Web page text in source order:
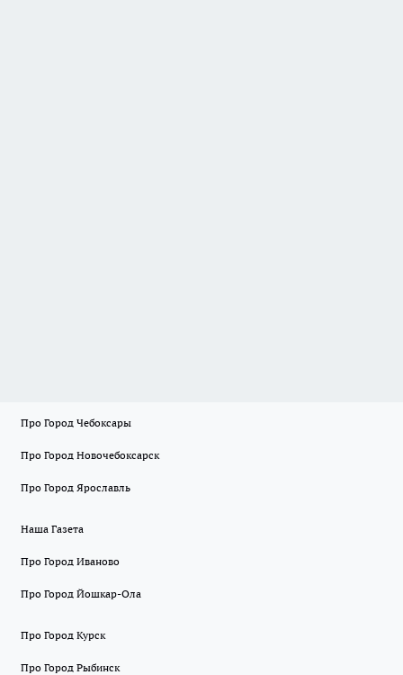
Про Город Чебоксары
Про Город Новочебоксарск
Про Город Ярославль
Наша Газета
Про Город Иваново
Про Город Йошкар-Ола
Про Город Курск
Про Город Рыбинск